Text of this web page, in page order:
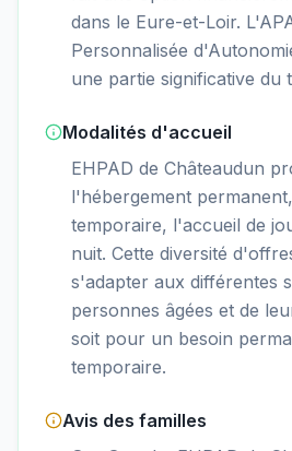
dans le Eure-et-Loir.
Personnalisée
une partie significative du
Modalités d'accueil
EHPAD de Châteaudun
l'hébergement
temporaire, l'accueil de
nuit. Cette diversité
s'adapter aux différentes
personnes âgées et de
soit pour un besoin
temporaire.
Avis des familles